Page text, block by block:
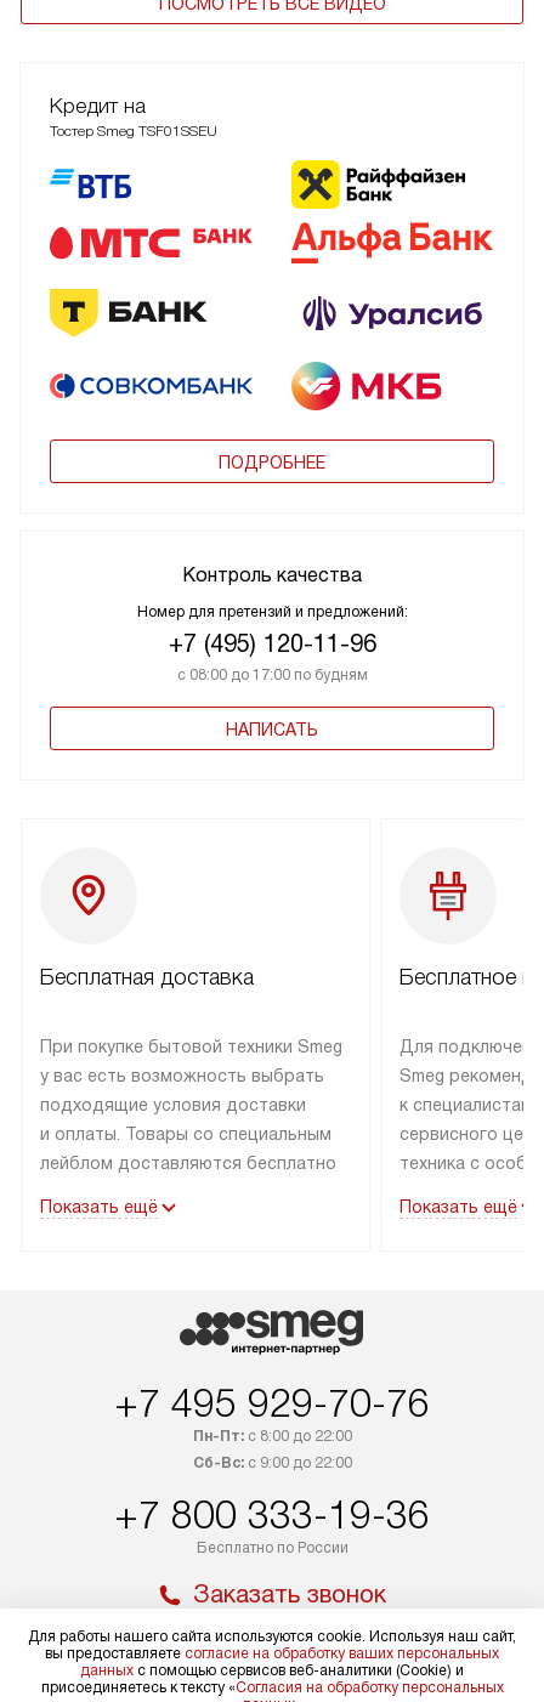
ПОСМОТРЕТЬ ВСЕ ВИДЕО
Кредит на
Тостер Smeg TSF01SSEU
ПОДРОБНЕЕ
Контроль качества
Номер для претензий и предложений:
+7 (495) 120-11-96
с 08:00 до 17:00 по будням
НАПИСАТЬ
Бесплатная доставка
При покупке бытовой техники Smeg
у вас есть возможность выбрать
подходящие условия доставки
и оплаты. Товары со специальным
лейблом доставляются бесплатно
до подъезда. Доставка за пределы
маркировку «в наличии», может
быть отправлен покупателю
в Санкт-Петербург и другие
транспортные компании. После
доставляем заказ до офиса
транспортной компании в Москве.
доставки у менеджера при
оформлении заказа.
В день, согласованный с вами,
Показать ещё
Бесплатное
Для
Smeg
к специалистам
сервисного
техника с
коммуникациям.
подключения к
определяется в
Стандартный
в себя снятие
Показать ещё
+7 495 929-70-76
Пн-Пт:с 8:00 до 22:00
Сб-Вс:с 9:00 до 22:00
+7 800 333-19-36
Бесплатно по России
Заказать звонок
Мир Smeg
Для работы нашего сайта используются cookie. Используя наш сайт,
вы предоставляете согласие на обработку ваших персональных
данных с помощью сервисов веб-аналитики (Cookie) и
присоединяетесь к тексту «Согласия на обработку персональных